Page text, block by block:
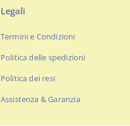
Legali
Termini e Condizioni
Politica delle spedizioni
Politica dei resi
Assistenza & Garanzia